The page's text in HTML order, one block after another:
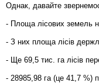
Однак, давайте
- Площа лісових земель
- З них площа лісів
- Ще 69,5 тис. га лісів
- 28985,98 га (це 41,7 %)